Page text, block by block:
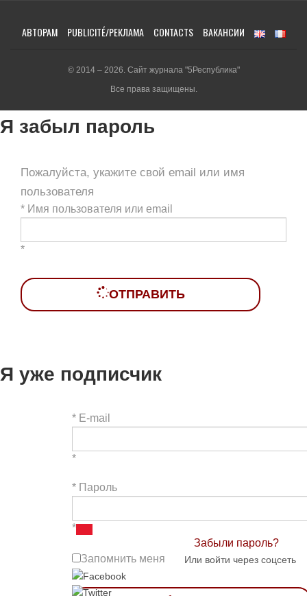
АВТОРАМ PUBLICITÉ/РЕКЛАМА CONTACTS ВАКАНСИИ
© 2014 – 2026. Сайт журнала "5Республика"
Все права защищены.
Я забыл пароль
Пожалуйста, укажите свой email или имя
пользователя
* Имя пользователя или email
*
ОТПРАВИТЬ
Я уже подписчик
* E-mail
*
* Пароль
*
Запомнить меня
Забыли пароль?
Или войти через соцсеть